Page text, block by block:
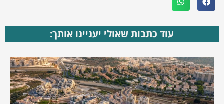
עוד כתבות שאולי יעניינו אותך: